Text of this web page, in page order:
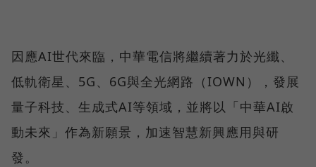
因應AI世代來臨，中華電信將繼續著力於光纖、
低軌衛星、5G、6G與全光網路（IOWN），發展
量子科技、生成式AI等領域，並將以「中華AI啟
動未來」作為新願景，加速智慧新興應用與研
發。